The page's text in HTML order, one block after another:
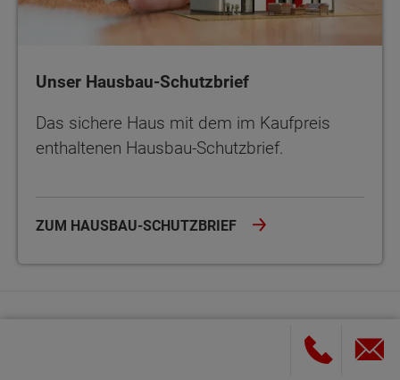
Unser Hausbau-Schutzbrief
Das sichere Haus mit dem im Kaufpreis
enthaltenen Hausbau-Schutzbrief.
ZUM HAUSBAU-SCHUTZBRIEF